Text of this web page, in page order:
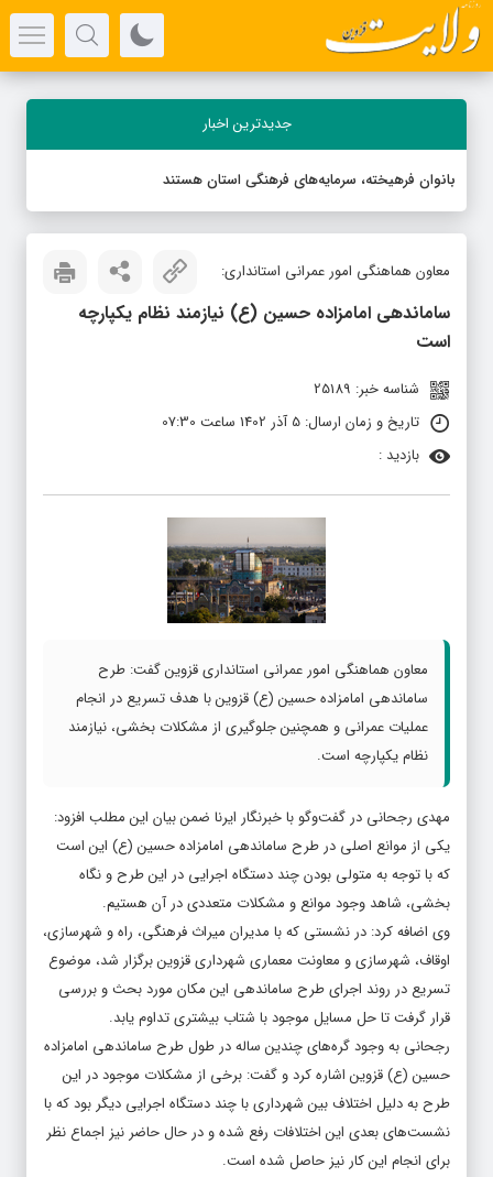
جدیدترین اخبار
بانوان فرهیخته، سرمایه‌های فرهنگی استان هستند
معاون هماهنگی امور عمرانی استانداری:
ساماندهی امامزاده حسین (ع) نیازمند نظام یکپارچه
است
شناسه خبر: 25189
تاریخ و زمان ارسال: 5 آذر 1402 ساعت 07:30
بازدید :
معاون هماهنگی امور عمرانی استانداری قزوین گفت: طرح
ساماندهی امامزاده حسین (ع) قزوین با هدف تسریع در انجام
عملیات عمرانی و همچنین جلوگیری از مشکلات بخشی، نیازمند
نظام یکپارچه است.
مهدی رجحانی در گفت‌وگو با خبرنگار ایرنا ضمن بیان این مطلب افزود:
یکی از موانع اصلی در طرح ساماندهی امامزاده حسین (ع) این است
که با توجه به متولی بودن چند دستگاه اجرایی در این طرح و نگاه
بخشی، شاهد وجود موانع و مشکلات متعددی در آن هستیم.
وی اضافه کرد: در نشستی که با مدیران میراث فرهنگی، راه و شهرسازی،
اوقاف، شهرسازی و معاونت معماری شهرداری قزوین برگزار شد، موضوع
تسریع در روند اجرای طرح ساماندهی این مکان مورد بحث و بررسی
قرار گرفت تا حل مسایل موجود با شتاب بیشتری تداوم یابد.
رجحانی به وجود گره‌های چندین ساله در طول طرح ساماندهی امامزاده
حسین (ع) قزوین اشاره کرد و گفت: برخی از مشکلات موجود در این
طرح به دلیل اختلاف بین شهرداری با چند دستگاه اجرایی دیگر بود که با
نشست‌های بعدی این اختلافات رفع شده و در حال حاضر نیز اجماع نظر
برای انجام این کار نیز حاصل شده است.